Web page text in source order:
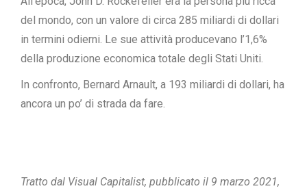
del mondo, con un valore di circa 285 miliardi di dollari
in termini odierni. Le sue attività producevano l’1,6%
della produzione economica totale degli Stati Uniti.
In confronto, Bernard Arnault, a 193 miliardi di dollari, ha
ancora un po’ di strada da fare.
Tratto dal Visual Capitalist, pubblicato il 9 marzo 2021,